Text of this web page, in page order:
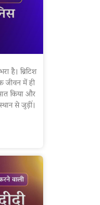
है। ब्रिटिश
जीवन में ही
किया और
से जुड़ीं।